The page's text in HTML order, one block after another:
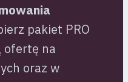
pakiet PRO
ofertę na
oraz w